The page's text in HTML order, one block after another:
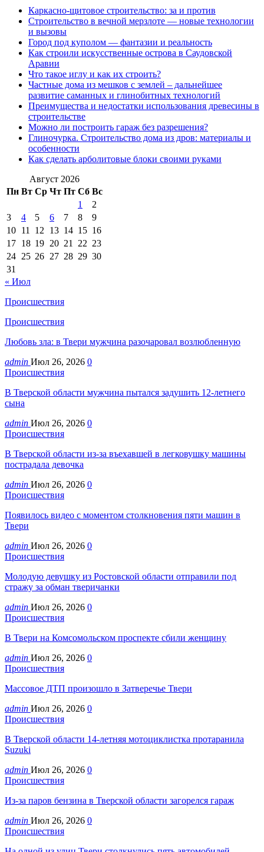
Каркасно-щитовое строительство: за и против
Строительство в вечной мерзлоте — новые технологии
и вызовы
Город под куполом — фантазии и реальность
Как строили искусственные острова в Саудовской
Аравии
Что такое иглу и как их строить?
Частные дома из мешков с землей – дальнейшее
развитие саманных и глинобитных технологий
Преимущества и недостатки использования древесины в
строительстве
Можно ли построить гараж без разрешения?
Глиночурка. Строительство дома из дров: материалы и
особенности
Как сделать арболитовые блоки своими руками
Август 2026
Пн Вт Ср Чт Пт Сб Вс
1
2
3
4 5 6 7 8
9
10 11 12 13 14 15 16
17 18 19 20 21 22 23
24 25 26 27 28 29 30
31
« Июл
Происшествия
Происшествия
Любовь зла: в Твери мужчина разочаровал возлюбленную
admin Июл 26, 2026 0
Происшествия
В Тверской области мужчина пытался задушить 12-летнего
сына
admin Июл 26, 2026 0
Происшествия
В Тверской области из-за въехавшей в легковушку машины
пострадала девочка
admin Июл 26, 2026 0
Происшествия
Появилось видео с моментом столкновения пяти машин в
Твери
admin Июл 26, 2026 0
Происшествия
Молодую девушку из Ростовской области отправили под
стражу за обман тверичанки
admin Июл 26, 2026 0
Происшествия
В Твери на Комсомольском проспекте сбили женщину
admin Июл 26, 2026 0
Происшествия
Массовое ДТП произошло в Затверечье Твери
admin Июл 26, 2026 0
Происшествия
В Тверской области 14-летняя мотоциклистка протаранила
Suzuki
admin Июл 26, 2026 0
Происшествия
Из-за паров бензина в Тверской области загорелся гараж
admin Июл 26, 2026 0
Происшествия